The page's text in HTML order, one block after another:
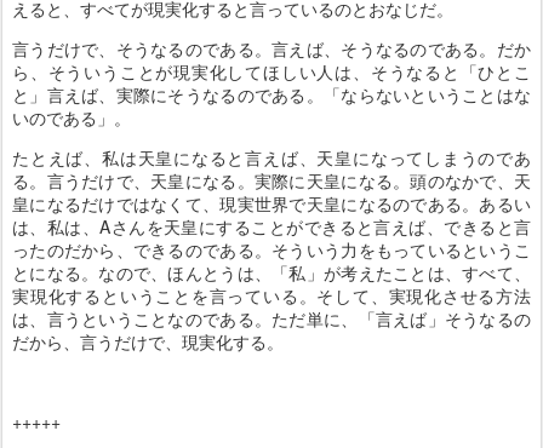
えると、すべてが現実化すると言っているのとおなじだ。
言うだけで、そうなるのである。言えば、そうなるのである。だか
ら、そういうことが現実化してほしい人は、そうなると「ひとこ
と」言えば、実際にそうなるのである。「ならないということはな
いのである」。
たとえば、私は天皇になると言えば、天皇になってしまうのであ
る。言うだけで、天皇になる。実際に天皇になる。頭のなかで、天
皇になるだけではなくて、現実世界で天皇になるのである。あるい
は、私は、Aさんを天皇にすることができると言えば、できると言
ったのだから、できるのである。そういう力をもっているというこ
とになる。なので、ほんとうは、「私」が考えたことは、すべて、
実現化するということを言っている。そして、実現化させる方法
は、言うということなのである。ただ単に、「言えば」そうなるの
だから、言うだけで、現実化する。
+++++